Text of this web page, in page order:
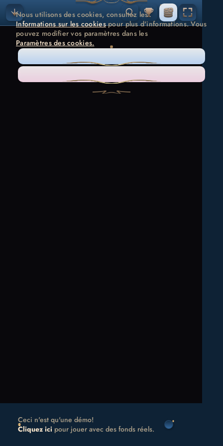
Ceci n'est qu'une démo!
Cliquez ici pour jouer avec des fonds réels.
Nous utilisons des cookies, consultez les
Informations sur les cookiespour plus d'informations. Vous
pouvez modifier vos paramètres dans les
Paramètres des cookies.